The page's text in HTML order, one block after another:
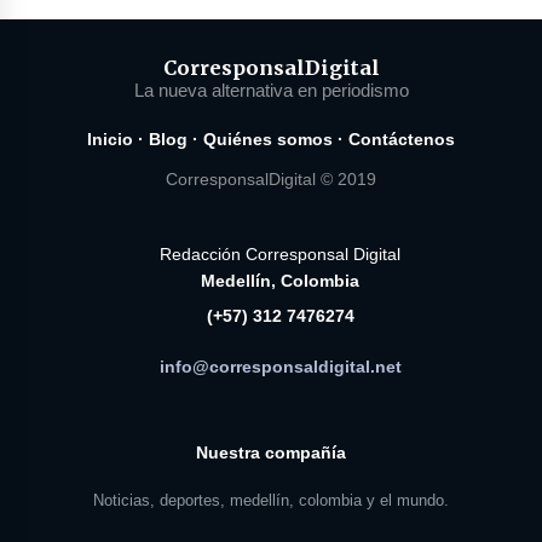
CorresponsalDigital
La nueva alternativa en periodismo
Inicio · Blog · Quiénes somos · Contáctenos
CorresponsalDigital © 2019
Redacción Corresponsal Digital
Medellín, Colombia
(+57) 312 7476274
info@corresponsaldigital.net
Nuestra compañía
Noticias, deportes, medellín, colombia y el mundo.